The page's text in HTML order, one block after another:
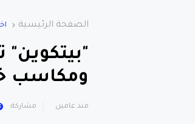
الصفحة الرئيسية
ومكاسب
منذ عامين مشاركة: